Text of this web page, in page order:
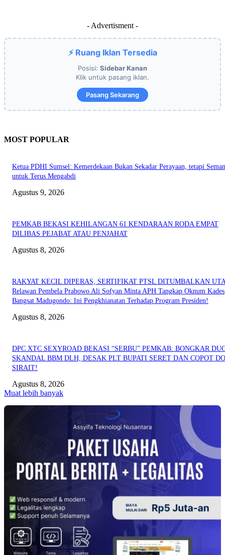
- Advertisment -
⚡ Ruang Iklan Tersedia
Posisi: Sidebar Kanan
Klik untuk pasang iklan.
Pasang Sekarang
MOST POPULAR
Ketua PDHI Sumsel: Kemerdekaan Bukan Sekadar Perayaan, tetapi
untuk Terus Mengabdi
Agustus 9, 2026
PEMKAB BEKASI KEHILANGAN 61 KENDARAAN RODA EMPAT
DILIBAS PEJABAT ATAU PENJAHAT
Agustus 8, 2026
RAKYAT KECIL DIPERAS, SERTIFIKAT PTSL DITUMBALKAN
Relawan Pembela Prabowo Ali Sofyan Minta APH Tangkap Oknum Kades
Bangsat Madugondo: Ini Pengkhianatan Terhadap Program Presiden!
Agustus 8, 2026
DPC XTC SEXYROAD BEKASI “SERBU” PEMKAB: BONGKAR
SKANDAL BBM DLH, DESAK PLT BUPATI SERET DAN COPOT
SIRAIT!
Agustus 8, 2026
Muat lebih banyak